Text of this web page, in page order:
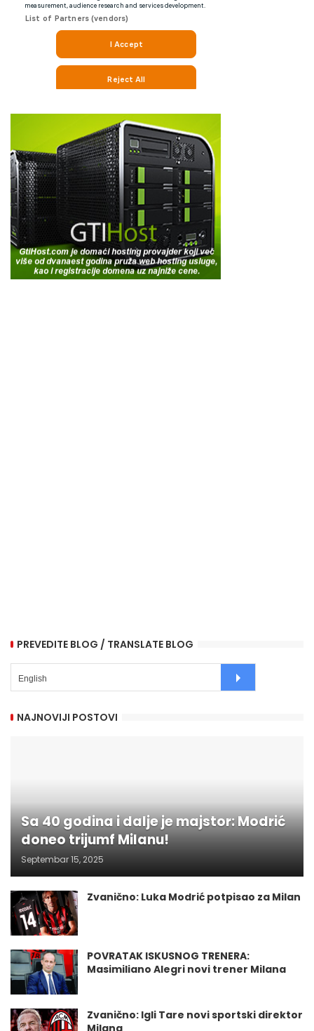
PREVEDITE BLOG / TRANSLATE BLOG
NAJNOVIJI POSTOVI
Sa 40 godina i dalje je majstor: Modrić
doneo trijumf Milanu!
Septembar 15, 2025
Zvanično: Luka Modrić potpisao za Milan
POVRATAK ISKUSNOG TRENERA:
Masimiliano Alegri novi trener Milana
Zvanično: Igli Tare novi sportski direktor
Milana